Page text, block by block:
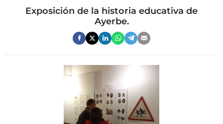
Exposición de la historia educativa de
Ayerbe.